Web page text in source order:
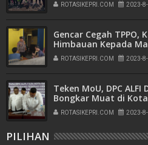
ROTASIKEPRI.COM 2023-
Gencar Cegah TPPO,
Himbauan Kepada
ROTASIKEPRI.COM 2023-
Teken MoU, DPC
Bongkar Muat di
ROTASIKEPRI.COM 2023-
PILIHAN